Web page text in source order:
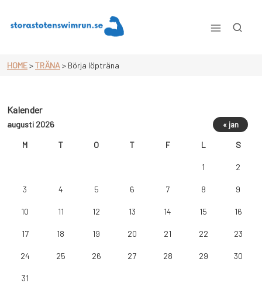
content
HOME>TRÄNA> Börja löpträna
Kalender
augusti 2026
M T O T F L S
1 2
3 4 5 6 7 8 9
10 11 12 13 14 15 16
17 18 19 20 21 22 23
24 25 26 27 28 29 30
31
« jan